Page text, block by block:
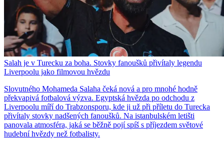
Salah je v Turecku za boha. Stovky fanoušků přivítaly legendu
Liverpoolu jako filmovou hvězdu
Slovutného Mohameda Salaha čeká nová a pro mnohé hodně
překvapivá fotbalová výzva. Egyptská hvězda po odchodu z
Liverpoolu míří do Trabzonsporu, kde ji už při příletu do Turecka
přivítaly stovky nadšených fanoušků. Na istanbulském letišti
panovala atmosféra, jaká se běžně pojí spíš s příjezdem světové
hudební hvězdy než fotbalisty.